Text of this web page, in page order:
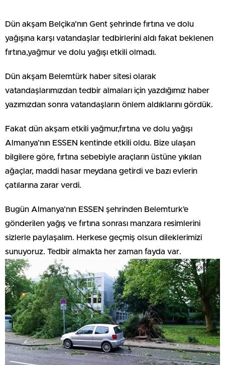
Dün akşam Belçika’nın Gent şehrinde fırtına ve dolu
yağışına karşı vatandaşlar tedbirlerini aldı fakat beklenen
fırtına,yağmur ve dolu yağışı etkili olmadı.
Dün akşam Belemtürk haber sitesi olarak
vatandaşlarımızdan tedbir almaları için yazdığımız haber
yazımızdan sonra vatandaşların önlem aldıklarını gördük.
Fakat dün akşam etkili yağmur,fırtına ve dolu yağışı
Almanya’nın ESSEN kentinde etkili oldu. Bize ulaşan
bilgilere göre, fırtına sebebiyle araçların üstüne yıkılan
ağaçlar, maddi hasar meydana getirdi ve bazı evlerin
çatılarına zarar verdi.
Bugün Almanya’nın ESSEN şehrinden Belemturk’e
gönderilen yağış ve fırtına sonrası manzara resimlerini
sizlerle paylaşalım. Herkese geçmiş olsun dileklerimizi
sunuyoruz. Tedbir almakta her zaman fayda var.